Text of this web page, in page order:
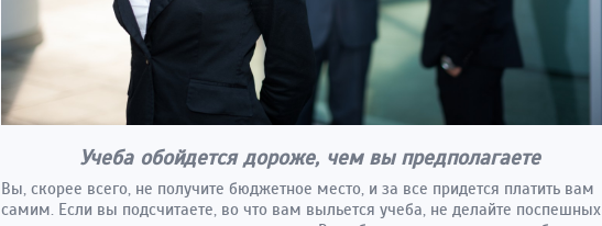
Учеба обойдется дороже, чем вы предполагаете
Вы, скорее всего, не получите бюджетное место, и за все придется платить вам
самим. Если вы подсчитаете, во что вам выльется учеба, не делайте поспешных